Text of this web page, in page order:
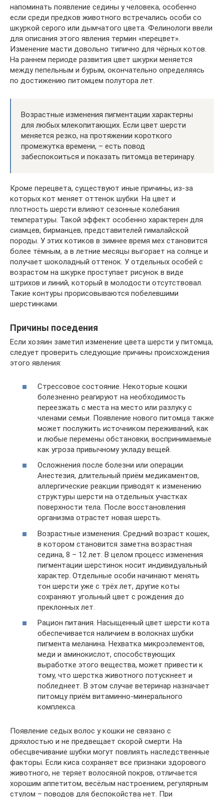
напоминать появление седины у человека, особенно
если среди предков животного встречались особи со
шкуркой серого или дымчатого цвета. Фелинологи ввели
для описания этого явления термин «перецвет».
Изменение масти довольно типично для чёрных котов.
На раннем периоде развития цвет шкурки меняется
между пепельным и бурым, окончательно определяясь
по достижению питомцем полутора лет.
Возрастные изменения пигментации характерны
для любых млекопитающих. Если цвет шерсти
меняется резко, на протяжении короткого
промежутка времени, – есть повод
забеспокоиться и показать питомца ветеринару.
Кроме перецвета, существуют иные причины, из-за
которых кот меняет оттенок шубки. На цвет и
плотность шерсти влияют сезонные колебания
температуры. Такой эффект особенно характерен для
сиамцев, бирманцев, представителей гималайской
породы. У этих котиков в зимнее время мех становится
более тёмным, а в летние месяцы выгорает на солнце и
получает шоколадный оттенок. У отдельных особей с
возрастом на шкурке проступает рисунок в виде
штрихов и линий, который в молодости отсутствовал.
Такие контуры прорисовываются побелевшими
шерстинками.
Причины поседения
Если хозяин заметил изменение цвета шерсти у питомца,
следует проверить следующие причины происхождения
этого явления:
Стрессовое состояние. Некоторые кошки
болезненно реагируют на необходимость
переезжать с места на место или разлуку с
членами семьи. Появление нового питомца также
может послужить источником переживаний, как
и любые перемены обстановки, воспринимаемые
как угроза привычному укладу вещей.
Осложнения после болезни или операции.
Анестезия, длительный приём медикаментов,
аллергические реакции приводят к изменению
структуры шерсти на отдельных участках
поверхности тела. После восстановления
организма отрастет новая шерсть.
Возрастные изменения. Средний возраст кошек,
в котором становится заметна возрастная
седина, 8 – 12 лет. В целом процесс изменения
пигментации шерстинок носит индивидуальный
характер. Отдельные особи начинают менять
тон шерсти уже с трёх лет, другие коты
сохраняют угольный цвет с рождения до
преклонных лет.
Рацион питания. Насыщенный цвет шерсти кота
обеспечивается наличием в волокнах шубки
пигмента меланина. Нехватка микроэлементов,
меди и аминокислот, способствующих
выработке этого вещества, может привести к
тому, что шерстка животного потускнеет и
побледнеет. В этом случае ветеринар назначает
питомцу приём витаминно-минерального
комплекса.
Появление седых волос у кошки не связано с
дряхлостью и не предвещает скорой смерти. На
обесцвечивание шубки могут повлиять наследственные
факторы. Если киса сохраняет все признаки здорового
животного, не теряет волосяной покров, отличается
хорошим аппетитом, весёлым настроением, регулярным
стулом – поводов для беспокойства нет. При